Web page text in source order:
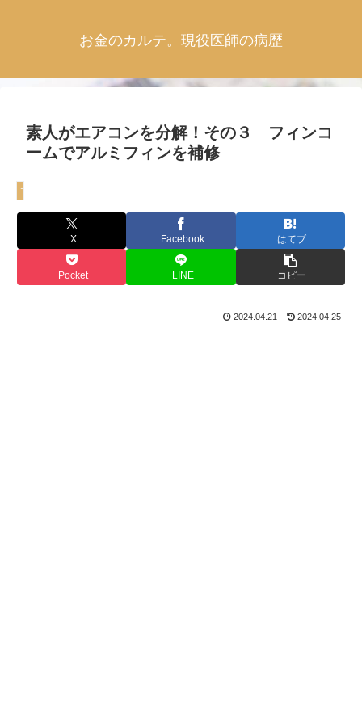
お金のカルテ。現役医師の病歴
素人がエアコンを分解！その３ フィンコ
ームでアルミフィンを補修
マイホーム
X Facebook はてブ
Pocket LINE コピー
2024.04.21 2024.04.25